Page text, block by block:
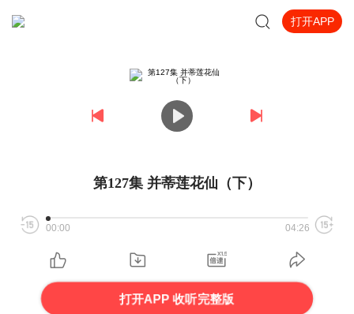
打开APP
第127集 并蒂莲花仙（下）
00:00 04:26
打开APP 收听完整版